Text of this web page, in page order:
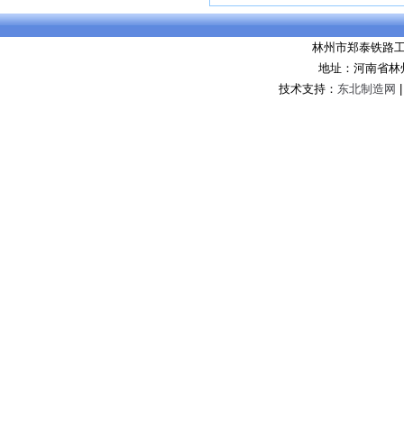
林州市郑泰铁路
地址：河南省
技术支持： 东北制造网